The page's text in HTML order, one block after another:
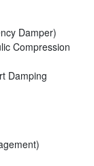
Damper)
Compression
Damping